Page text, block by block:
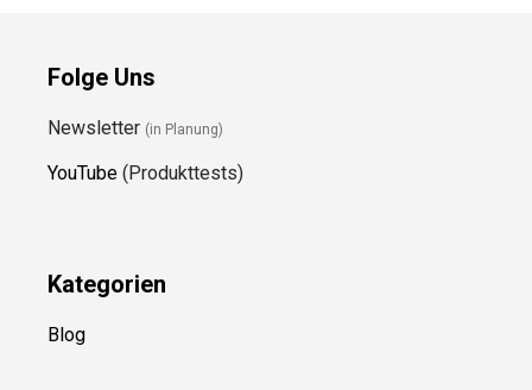
Folge Uns
Newsletter (in Planung)
YouTube (Produkttests)
Kategorien
Blog